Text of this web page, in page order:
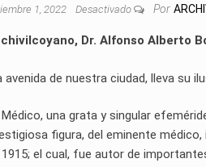
1, 2022 Desactivado Por
Dr. Alfonso Alberto
de nuestra ciudad, lleva su
una grata y singular
figura, del eminente
el cual, fue autor de